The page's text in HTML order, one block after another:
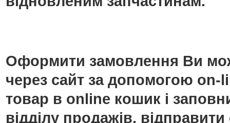
Оформити замовлення Ви
через сайт за допомогою
товар в online кошик і
відділу продажів,